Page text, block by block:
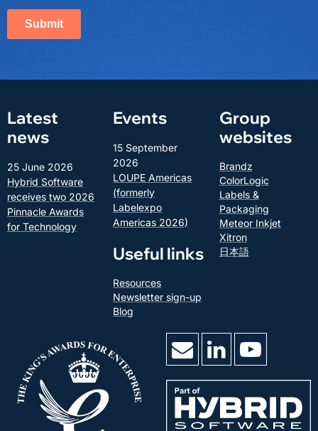
Latest
news
25 June 2026
Hybrid Software
receives two 2026
Pinnacle Awards
for Technology
Events
15 September
2026
LOUPE Americas
(formerly
Labelexpo
Americas 2026)
Useful links
Resources
Newsletter sign-up
Blog
Group
websites
Brandz
ColorLogic
Labels &
Packaging
Meteor Inkjet
Xitron
日本語